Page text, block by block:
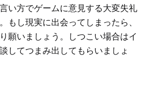
い方でゲームに意見する大変失礼
もし現実に出会ってしまったら、
願いましょう。しつこい場合はイ
してつまみ出してもらいましょ